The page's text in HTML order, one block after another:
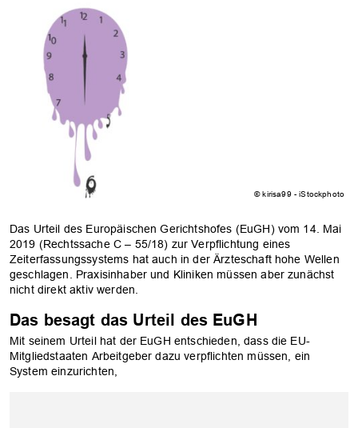
© kirisa99 - iStockphoto
Das Urteil des Europäischen Gerichtshofes (EuGH) vom 14. Mai
2019 (Rechtssache C – 55/18) zur Verpflichtung eines
Zeiterfassungssystems hat auch in der Ärzteschaft hohe Wellen
geschlagen. Praxisinhaber und Kliniken müssen aber zunächst
nicht direkt aktiv werden.
Das besagt das Urteil des EuGH
Mit seinem Urteil hat der EuGH entschieden, dass die EU-
Mitgliedstaaten Arbeitgeber dazu verpflichten müssen, ein
System einzurichten,